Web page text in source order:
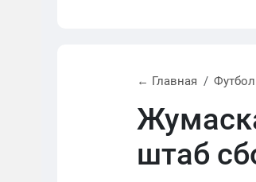
← Главная Футбол
штаб